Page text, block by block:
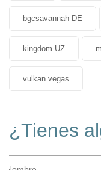
bgcsavannah DE
kingdom UZ
vulkan vegas
¿Tienes